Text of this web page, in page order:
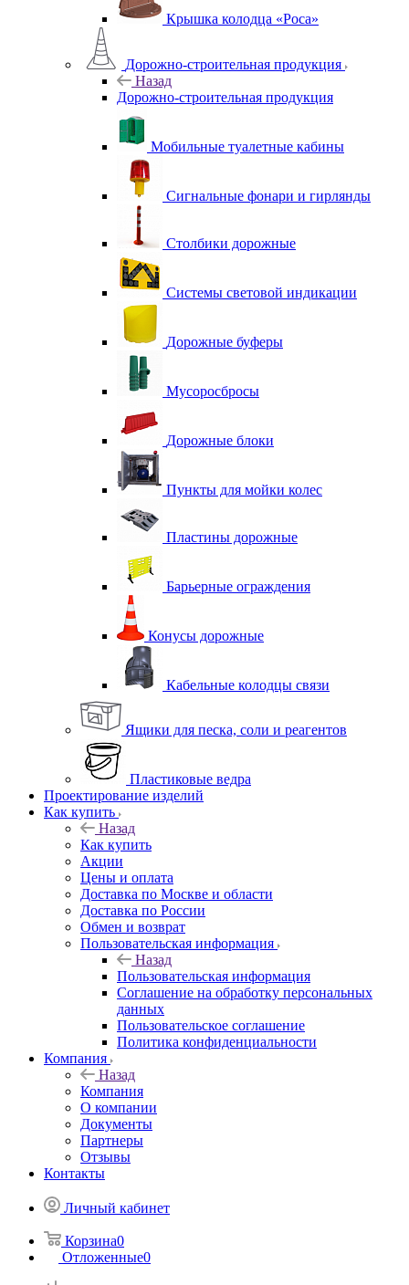
Крышка колодца «Роса»
Дорожно-строительная продукция
Назад
Дорожно-строительная продукция
Мобильные туалетные кабины
Сигнальные фонари и гирлянды
Столбики дорожные
Системы световой индикации
Дорожные буферы
Мусоросбросы
Дорожные блоки
Пункты для мойки колес
Пластины дорожные
Барьерные ограждения
Конусы дорожные
Кабельные колодцы связи
Ящики для песка, соли и реагентов
Пластиковые ведра
Проектирование изделий
Как купить
Назад
Как купить
Акции
Цены и оплата
Доставка по Москве и области
Доставка по России
Обмен и возврат
Пользовательская информация
Назад
Пользовательская информация
Соглашение на обработку персональных
данных
Пользовательское соглашение
Политика конфиденциальности
Компания
Назад
Компания
О компании
Документы
Партнеры
Отзывы
Контакты
Личный кабинет
Корзина0
Отложенные0